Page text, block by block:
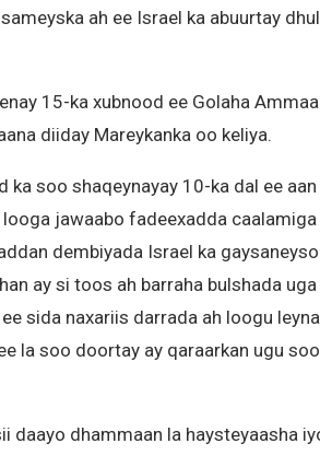
ah ee Israel ka abuurtay
15-ka xubnood ee Golaha
diiday Mareykanka oo keliya.
ka soo shaqeynayay 10-ka dal ee aan
jawaabo fadeexadda caalamiga
dembiyada Israel ka gaysaneyso
ay si toos ah barraha bulshada uga
sida naxariis darrada ah loogu
la soo doortay ay qaraarkan ugu soo
daayo dhammaan la haysteyaasha